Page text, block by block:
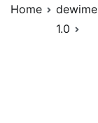
Home
1.0